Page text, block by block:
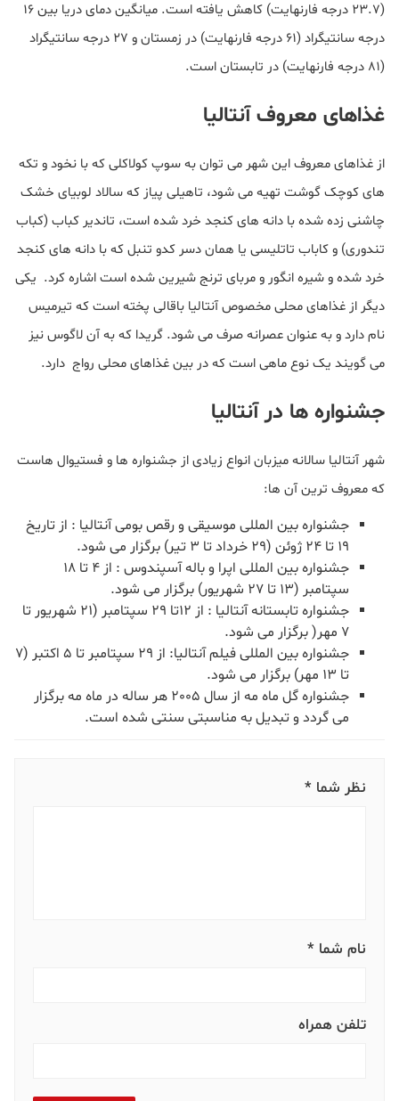
(23.7 درجه فارنهایت) کاهش یافته است. میانگین دمای دریا بین 16
درجه سانتیگراد (61 درجه فارنهایت) در زمستان و 27 درجه سانتیگراد
(81 درجه فارنهایت) در تابستان است.
غذاهای معروف آنتالیا
از غذاهای معروف این شهر می توان به سوپ کولاکلی که با نخود و تکه
های کوچک گوشت تهیه می شود، تاهیلی پیاز که سالاد لوبیای خشک
چاشنی زده شده با دانه های کنجد خرد شده است، تاندیر کباب (کباب
تندوری) و کاباب تاتلیسی یا همان دسر کدو تنبل که با دانه های کنجد
خرد شده و شیره انگور و مربای ترنج شیرین شده است اشاره کرد. یکی
دیگر از غذاهای محلی مخصوص آنتالیا باقالی پخته است که تیرمیس
نام دارد و به عنوان عصرانه صرف می شود. گریدا که به آن لاگوس نیز
می گویند یک نوع ماهی است که در بین غذاهای محلی رواج دارد.
جشنواره ها در آنتالیا
شهر آنتالیا سالانه میزبان انواع زیادی از جشنواره ها و فستیوال هاست
که معروف ترین آن ها:
جشنواره بین المللی موسیقی و رقص بومی آنتالیا : از تاریخ
19 تا 24 ژوئن (29 خرداد تا 3 تیر) برگزار می شود.
جشنواره بین المللی اپرا و باله آسپندوس : از 4 تا 18
سپتامبر (13 تا 27 شهریور) برگزار می شود.
جشنواره تابستانه آنتالیا : از 12تا 29 سپتامبر (21 شهریور تا
7 مهر( برگزار می شود.
جشنواره بین المللی فیلم آنتالیا: از 29 سپتامبر تا 5 اکتبر (7
تا 13 مهر) برگزار می شود.
جشنواره گل ماه مه از سال 2005 هر ساله در ماه مه برگزار
می گردد و تبدیل به مناسبتی سنتی شده است.
نظر شما *
نام شما *
تلفن همراه